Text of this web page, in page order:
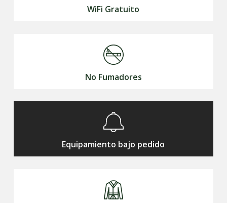
WiFi Gratuito
No Fumadores
Equipamiento bajo pedido